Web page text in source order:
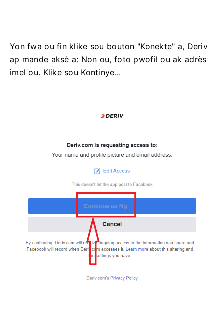
Yon fwa ou fin klike sou bouton "Konekte" a, Deriv
ap mande aksè a: Non ou, foto pwofil ou ak adrès
imel ou. Klike sou Kontinye...